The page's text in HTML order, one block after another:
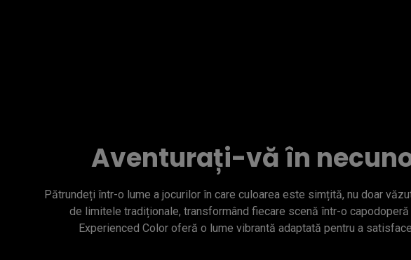
Aventurați-vă în
Pătrundeți într-o lume a jocurilor în care culoarea este simțită, nu doar
de limitele tradiționale, transformând fiecare scenă într-o
Experienced Color oferă o lume vibrantă adaptată pentru a